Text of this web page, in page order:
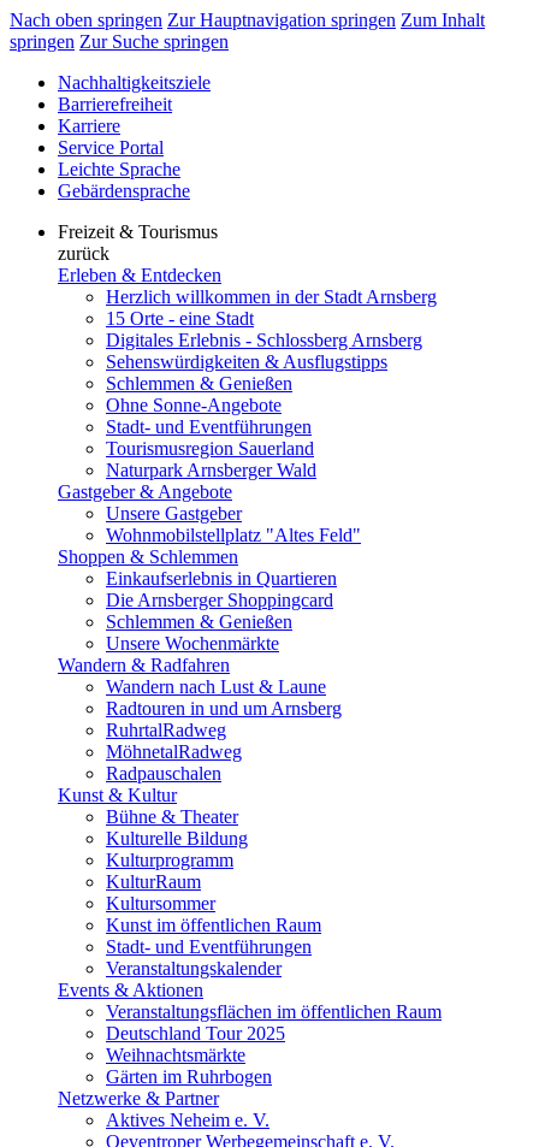
Nach oben springen Zur Hauptnavigation springen Zum Inhalt
springen Zur Suche springen
Nachhaltigkeitsziele
Barrierefreiheit
Karriere
Service Portal
Leichte Sprache
Gebärdensprache
Freizeit & Tourismus
zurück
Erleben & Entdecken
Herzlich willkommen in der Stadt Arnsberg
15 Orte - eine Stadt
Digitales Erlebnis - Schlossberg Arnsberg
Sehenswürdigkeiten & Ausflugstipps
Schlemmen & Genießen
Ohne Sonne-Angebote
Stadt- und Eventführungen
Tourismusregion Sauerland
Naturpark Arnsberger Wald
Gastgeber & Angebote
Unsere Gastgeber
Wohnmobilstellplatz "Altes Feld"
Shoppen & Schlemmen
Einkaufserlebnis in Quartieren
Die Arnsberger Shoppingcard
Schlemmen & Genießen
Unsere Wochenmärkte
Wandern & Radfahren
Wandern nach Lust & Laune
Radtouren in und um Arnsberg
RuhrtalRadweg
MöhnetalRadweg
Radpauschalen
Kunst & Kultur
Bühne & Theater
Kulturelle Bildung
Kulturprogramm
KulturRaum
Kultursommer
Kunst im öffentlichen Raum
Stadt- und Eventführungen
Veranstaltungskalender
Events & Aktionen
Veranstaltungsflächen im öffentlichen Raum
Deutschland Tour 2025
Weihnachtsmärkte
Gärten im Ruhrbogen
Netzwerke & Partner
Aktives Neheim e. V.
Oeventroper Werbegemeinschaft e. V.